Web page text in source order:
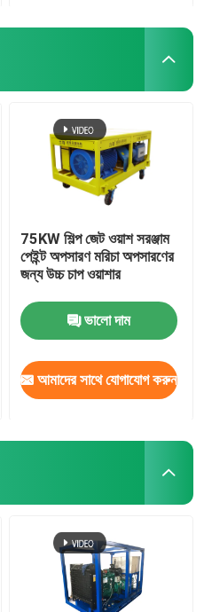
75KW শিল্প জেট ওয়াশ সরঞ্জাম
পেইন্ট অপসারণ মরিচা অপসারণের
জন্য উচ্চ চাপ ওয়াশার
ভালো দাম
আমাদের সাথে যোগাযোগ করুন